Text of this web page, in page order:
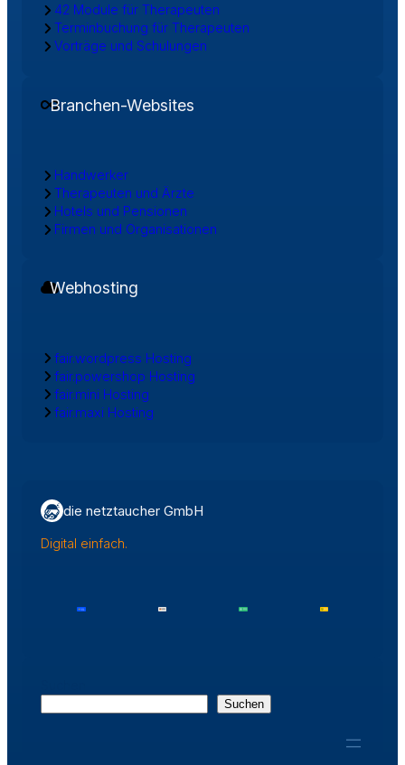
42 Module für Therapeuten
Terminbuchung für Therapeuten
Vorträge und Schulungen
Branchen-Websites
Handwerker
Therapeuten und Ärzte
Hotels und Pensionen
Firmen und Organisationen
Webhosting
fair.wordpress Hosting
fair.powershop Hosting
fair.mini Hosting
fair.maxi Hosting
die netztaucher GmbH
Digital einfach.
Suchen